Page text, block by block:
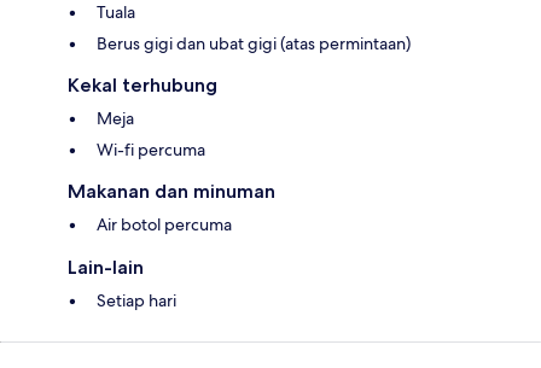
Tuala
Berus gigi dan ubat gigi (atas permintaan)
Kekal terhubung
Meja
Wi-fi percuma
Makanan dan minuman
Air botol percuma
Lain-lain
Setiap hari